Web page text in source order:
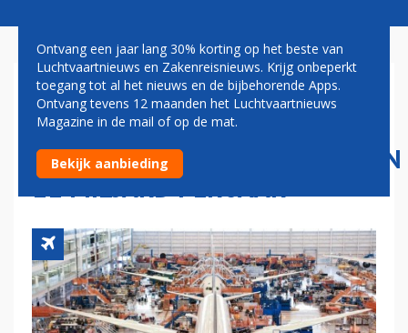
IATA: TRAGE
VLIEGTUIGBOUWERS KOSTEN
LUCHTVAARTMAATSCHAPPIJEN
11 MILJARD PER JAAR
Ontvang een jaar lang 30% korting op het beste van
Luchtvaartnieuws en Zakenreisnieuws. Krijg onbeperkt
toegang tot al het nieuws en de bijbehorende Apps.
Ontvang tevens 12 maanden het Luchtvaartnieuws
Magazine in de mail of op de mat.
Bekijk aanbieding